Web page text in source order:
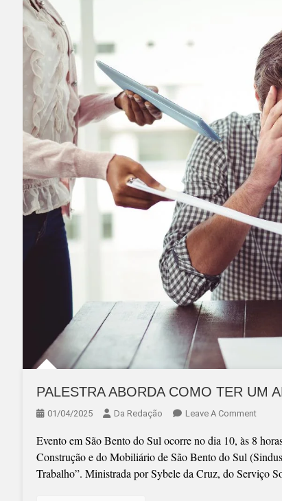
PALESTRA ABORDA COMO TER UM
01/04/2025 Da Redação Leave A CommentOn
COMO
TER
Evento em São Bento do Sul ocorre no dia 10, às 8
Construção e do Mobiliário de São Bento do Sul
Trabalho”. Ministrada por Sybele da Cruz, do Serviço